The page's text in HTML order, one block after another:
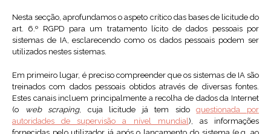
Nesta secção, aprofundamos o aspeto crítico das bases de licitude do
art. 6.º RGPD para um tratamento lícito de dados pessoais por
sistemas de IA, esclarecendo como os dados pessoais podem ser
utilizados nestes sistemas.
Em primeiro lugar, é preciso compreender que os sistemas de IA são
treinados com dados pessoais obtidos através de diversas fontes.
Estes canais incluem principalmente a recolha de dados da Internet
(o
web scraping, cuja licitude já tem sidoquestionada por
autoridades de supervisão a nível mundial), as informações